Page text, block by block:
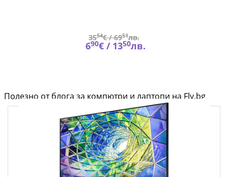
3554€ /6951лв.
690€ / 1350лв.
Полезно от блога за компютри и лаптопи на Fly.bg